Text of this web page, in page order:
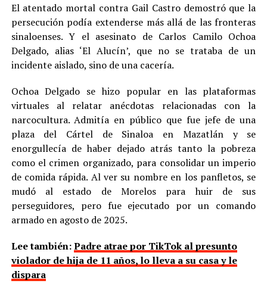
El atentado mortal contra Gail Castro demostró que la
persecución podía extenderse más allá de las fronteras
sinaloenses. Y el asesinato de Carlos Camilo Ochoa
Delgado, alias ‘El Alucín’, que no se trataba de un
incidente aislado, sino de una cacería.
Ochoa Delgado se hizo popular en las plataformas
virtuales al relatar anécdotas relacionadas con la
narcocultura. Admitía en público que fue jefe de una
plaza del Cártel de Sinaloa en Mazatlán y se
enorgullecía de haber dejado atrás tanto la pobreza
como el crimen organizado, para consolidar un imperio
de comida rápida. Al ver su nombre en los panfletos, se
mudó al estado de Morelos para huir de sus
perseguidores, pero fue ejecutado por un comando
armado en agosto de 2025.
Lee también:Padre atrae por TikTok al presunto
violador de hija de 11 años, lo lleva a su casa y le
dispara